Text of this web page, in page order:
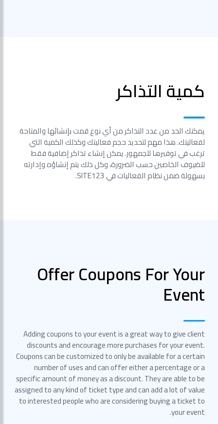
كمية التذاكر
يمكنك الحد من عدد التذاكر من أي نوع قمت بإنشائها والمتاحة
لفعاليتك. هذا مهم لتحديد حجم فعاليتك وكذلك الكمية التي
ترغب في توفيرها للجمهور. يمكن إنشاء تذاكر إضافية فقط
للضيوف الخاصين حسب الضرورة، وكل ذلك يتم إنشاؤه وإدارته
بسهولة ضمن نظام الفعاليات في SITE123.
Offer Coupons For Your
Event
Adding coupons to your event is a great way to give client
discounts and encourage more purchases for your event.
Coupons can be customized to only be available for a certain
number of uses and can offer either a percentage or a
specific amount of money as a discount. They are able to be
assigned to any kind of ticket type and can add a lot of value
to interested people who are considering buying a ticket to
your event.